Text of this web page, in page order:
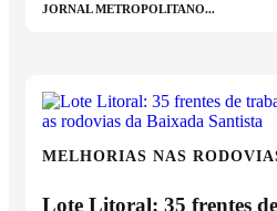
JORNAL METROPOLITANO...
MELHORIAS NAS
Lote Litoral: 35 frentes